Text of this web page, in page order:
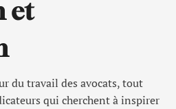
et
du travail des avocats, tout
qui cherchent à inspirer